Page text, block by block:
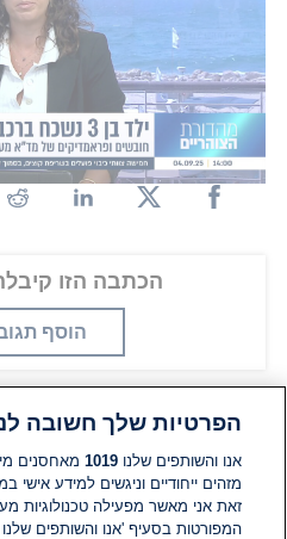
הרגלים
חפץ שתזדקקו לו בסיום
קביעת תזכורת בנייד לסוף
במערכת טכנולוגית
כאמצעי הגנה נוסף״, מסבירה
הכתבה הזו קיבלה 0
הוסף
תגובות
אין עדיין תגובות. היה
הפרטיות שלך חשובה
אנו והשותפים שלנו1019 מאחסנים
מזהים ייחודיים וניגשים למידע
זאת אני מאשר מפעילה טכנולוגיות
המפורטות בסעיף 'אנו והשותפים